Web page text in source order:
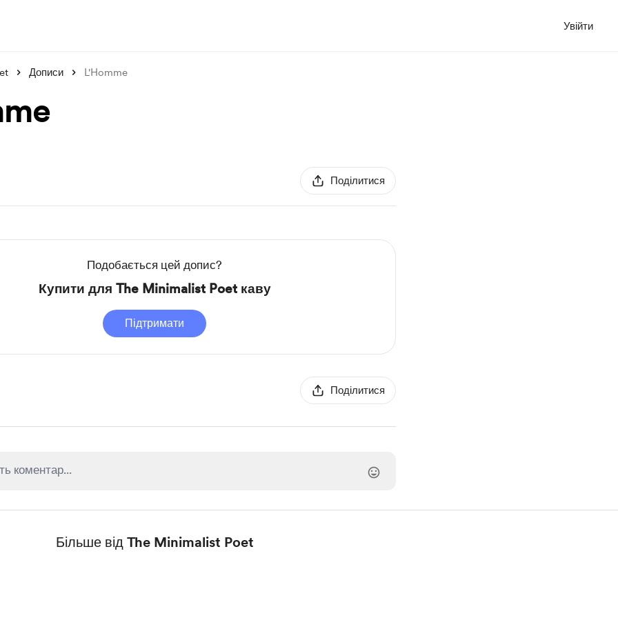
Увійти
Дописи L'Homme
Поділитися
Подобається цей допис?
Купити для The Minimalist Poet каву
Підтримати
Поділитися
Більше від The Minimalist Poet